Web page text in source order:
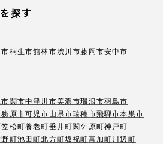
探す
桐生市館林市渋川市藤岡市安中市
関市中津川市美濃市瑞浪市羽島市
原市可児市山県市瑞穂市飛騨市本巣市
笠松町養老町垂井町関ケ原町神戸町
町池田町北方町坂祝町富加町川辺町